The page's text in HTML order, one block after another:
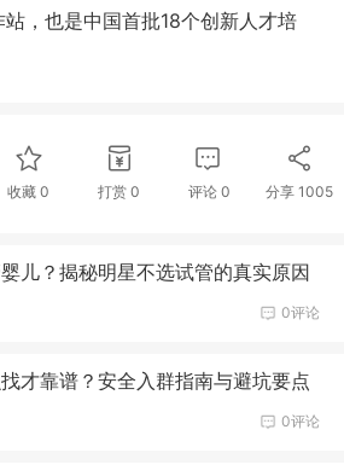
，也是中国首批18个创新人才培
收藏0 打赏 0 评论 0 分享 1005
儿？揭秘明星不选试管的真实原因
0评论
才靠谱？安全入群指南与避坑要点
0评论